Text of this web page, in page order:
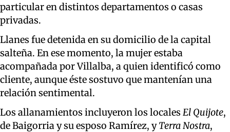
particular en distintos departamentos o casas
privadas.
Llanes fue detenida en su domicilio de la capital
salteña. En ese momento, la mujer estaba
acompañada por Villalba, a quien identificó como
cliente, aunque éste sostuvo que mantenían una
relación sentimental.
Los allanamientos incluyeron los locales El Quijote,
de Baigorria y su esposo Ramírez, yTerra Nostra,